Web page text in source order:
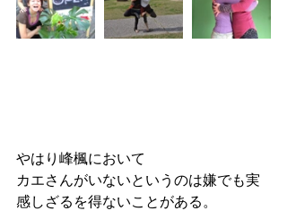
やはり峰楓において
カエさんがいないというのは嫌でも実
感しざるを得ないことがある。